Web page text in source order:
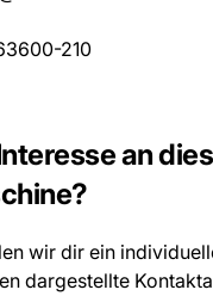
210
an
wir dir ein
dargestellte